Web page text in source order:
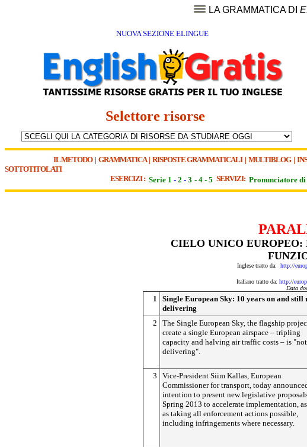
LA GRAMMATICA DI
NUOVA SEZIONE ELINGUE
Selettore risorse
IL METODO| GRAMMATICA| RISPOSTE GRAMMATICALI| MULTIBLOG|
SOTTOTITOLATI
ESERCIZI : Serie 1 - 2 - 3 - 4 - 5 SERVIZI: Pronunciatore di
CIELO UNICO
Inglese tratto da: http://
Italiano tratto da: http://
Data
1
Single European Sky: 10 years on and still
delivering
2
The Single European Sky, the flagship
create a single European airspace – tripling
capacity and halving air traffic costs – is "not
delivering".
3
Vice-President Siim Kallas, European
Commissioner for transport, today
intention to present new legislative
Spring 2013 to accelerate implementation,
as taking all enforcement actions possible,
including infringements where necessary.